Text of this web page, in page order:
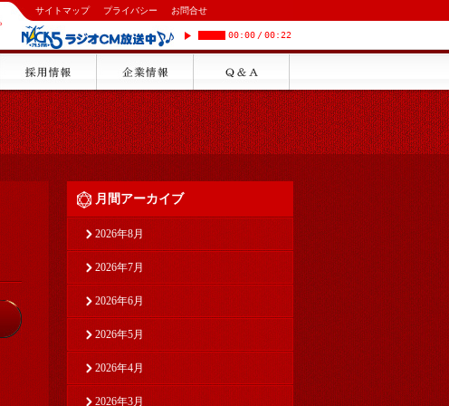
サイトマップ プライバシー お問合せ
00:00 / 00:22
月間アーカイブ
2026年8月
2026年7月
2026年6月
2026年5月
2026年4月
2026年3月